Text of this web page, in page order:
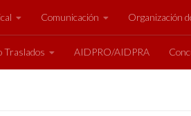
Comunicación Organización
Traslados AIDPRO/AIDPRA